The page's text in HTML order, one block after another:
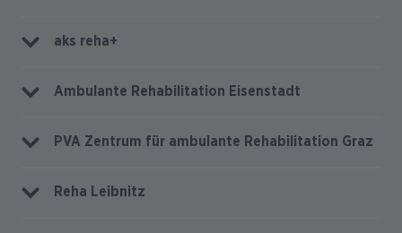
aks reha+
Ambulante Rehabilitation Eisenstadt
PVA Zentrum für ambulante Rehabilitation Graz
Reha Leibnitz